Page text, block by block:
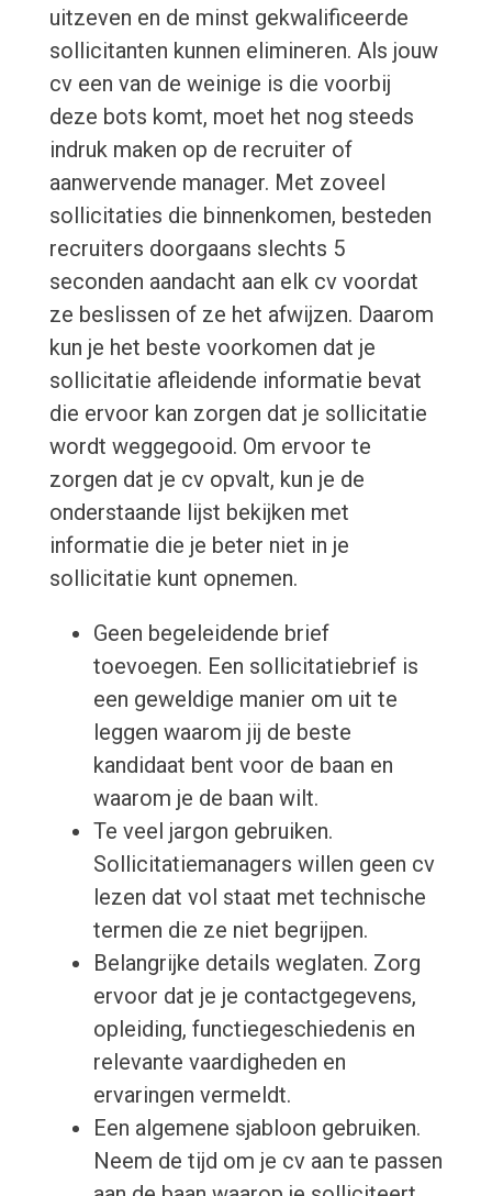
uitzeven en de minst gekwalificeerde
sollicitanten kunnen elimineren. Als jouw
cv een van de weinige is die voorbij
deze bots komt, moet het nog steeds
indruk maken op de recruiter of
aanwervende manager. Met zoveel
sollicitaties die binnenkomen, besteden
recruiters doorgaans slechts 5
seconden aandacht aan elk cv voordat
ze beslissen of ze het afwijzen. Daarom
kun je het beste voorkomen dat je
sollicitatie afleidende informatie bevat
die ervoor kan zorgen dat je sollicitatie
wordt weggegooid. Om ervoor te
zorgen dat je cv opvalt, kun je de
onderstaande lijst bekijken met
informatie die je beter niet in je
sollicitatie kunt opnemen.
Geen begeleidende brief
toevoegen. Een sollicitatiebrief is
een geweldige manier om uit te
leggen waarom jij de beste
kandidaat bent voor de baan en
waarom je de baan wilt.
Te veel jargon gebruiken.
Sollicitatiemanagers willen geen cv
lezen dat vol staat met technische
termen die ze niet begrijpen.
Belangrijke details weglaten. Zorg
ervoor dat je je contactgegevens,
opleiding, functiegeschiedenis en
relevante vaardigheden en
ervaringen vermeldt.
Een algemene sjabloon gebruiken.
Neem de tijd om je cv aan te passen